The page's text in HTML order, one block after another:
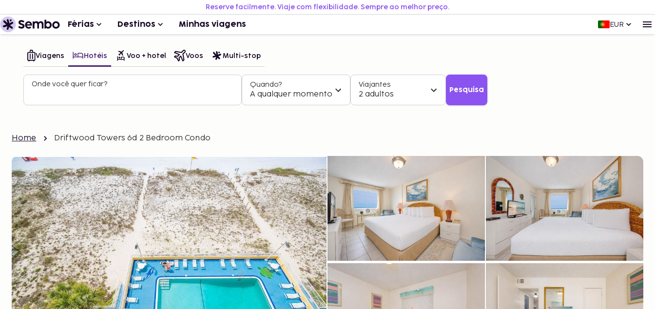
Reserve facilmente. Viaje com flexibilidade. Sempre ao melhor preço.
Férias Destinos Minhas viagens EUR
Viagens Hotéis Voo + hotel Voos Multi-stop
Onde você quer ficar? Quando?
A qualquer momento
Viajantes
2 adultos Pesquisa
Home Driftwood Towers 6d 2 Bedroom Condo